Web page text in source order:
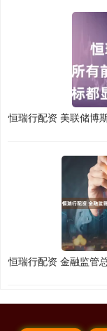
恒瑞行配资 美联储博
恒瑞行配资 金融监管